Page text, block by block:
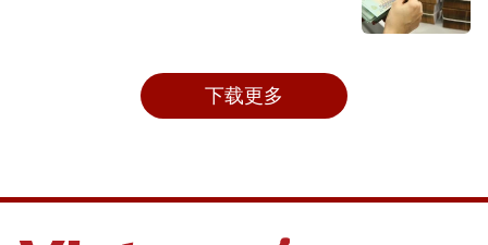
下载更多